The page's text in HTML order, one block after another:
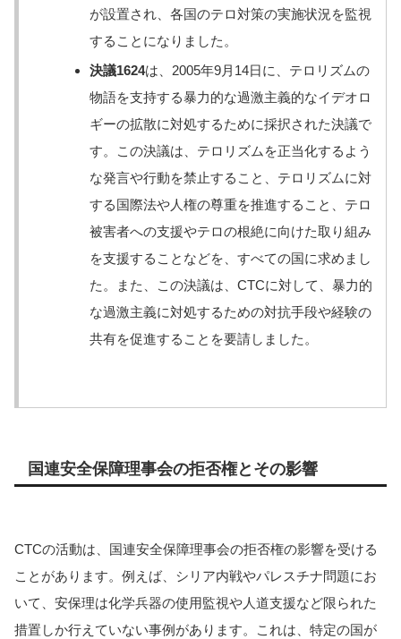
が設置され、各国のテロ対策の実施状況を監視
することになりました。
決議1624は、2005年9月14日に、テロリズムの
物語を支持する暴力的な過激主義的なイデオロ
ギーの拡散に対処するために採択された決議で
す。この決議は、テロリズムを正当化するよう
な発言や行動を禁止すること、テロリズムに対
する国際法や人権の尊重を推進すること、テロ
被害者への支援やテロの根絶に向けた取り組み
を支援することなどを、すべての国に求めまし
た。また、この決議は、CTCに対して、暴力的
な過激主義に対処するための対抗手段や経験の
共有を促進することを要請しました。
国連安全保障理事会の拒否権とその影響
CTCの活動は、国連安全保障理事会の拒否権の影響を受ける
ことがあります。例えば、シリア内戦やパレスチナ問題にお
いて、安保理は化学兵器の使用監視や人道支援など限られた
措置しか行えていない事例があります。これは、特定の国が